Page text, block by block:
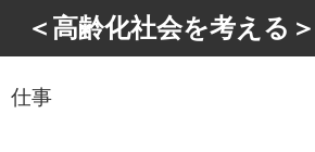
＜高齢化社会を考える＞
仕事